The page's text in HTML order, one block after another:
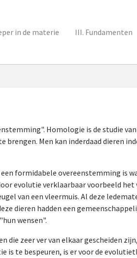
in de materie III. Fundamenten
Homologie is de studie
Men kan inderdaad dieren
formidabele overeenstemming is
evolutie verklaarbaar voorbeeld het
van een vleermuis. Al deze
dieren hadden een
wensen".
zeer ver van elkaar gescheiden
is te bespeuren, is er voor de